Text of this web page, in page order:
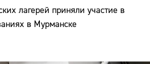
лагерей приняли участие в
в Мурманске